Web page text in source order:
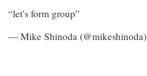
“let’s form group”
— Mike Shinoda (@mikeshinoda)